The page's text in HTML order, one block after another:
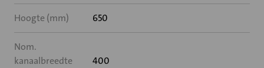
Hoogte (mm) 650
Nom.
kanaalbreedte
400